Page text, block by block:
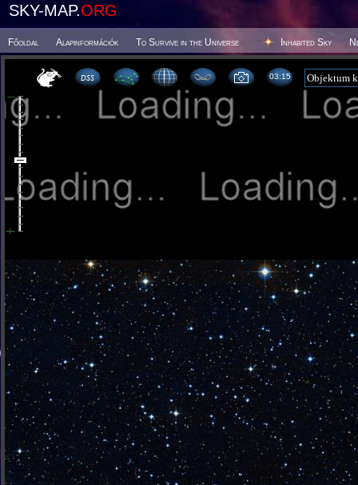
SKY-MAP.ORG
Főoldal Alapinformációk To Survive in the Universe Inhabited Sky
03:15